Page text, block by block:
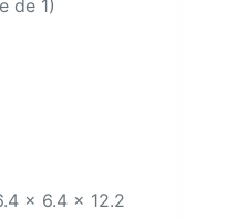
de 1)
x 6.4 x 12.2